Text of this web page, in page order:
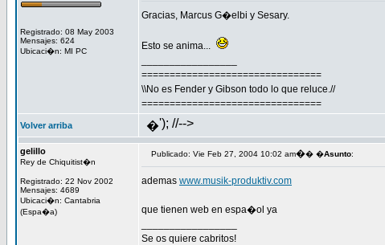
Registrado: 08 May 2003
Mensajes: 624
Ubicaci�n: MI PC
Gracias, Marcus G�elbi y Sesary.
Esto se anima...
================================
\\No es Fender y Gibson todo lo que reluce.//
================================
Volver arriba �'); //-->
gelillo
Rey de Chiquitist�n
Registrado: 22 Nov 2002
Mensajes: 4689
Ubicaci�n: Cantabria
(Espa�a)
Publicado: Vie Feb 27, 2004 10:02 am�� �Asunto:
ademas www.musik-produktiv.com
que tienen web en espa�ol ya
Se os quiere cabritos!